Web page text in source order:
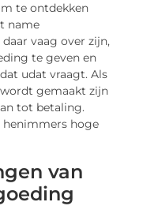
te ontdekken
name
vaag over zijn,
te geven en
udat vraagt. Als
gemaakt zijn
tot betaling.
immers hoge
van